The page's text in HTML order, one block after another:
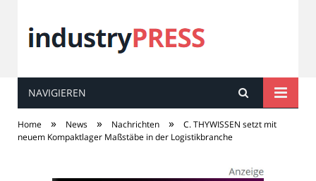
industryPRESS
NAVIGIEREN
Home » News » Nachrichten »
C. THYWISSEN setzt mit
neuem Kompaktlager Maßstäbe in der Logistikbranche